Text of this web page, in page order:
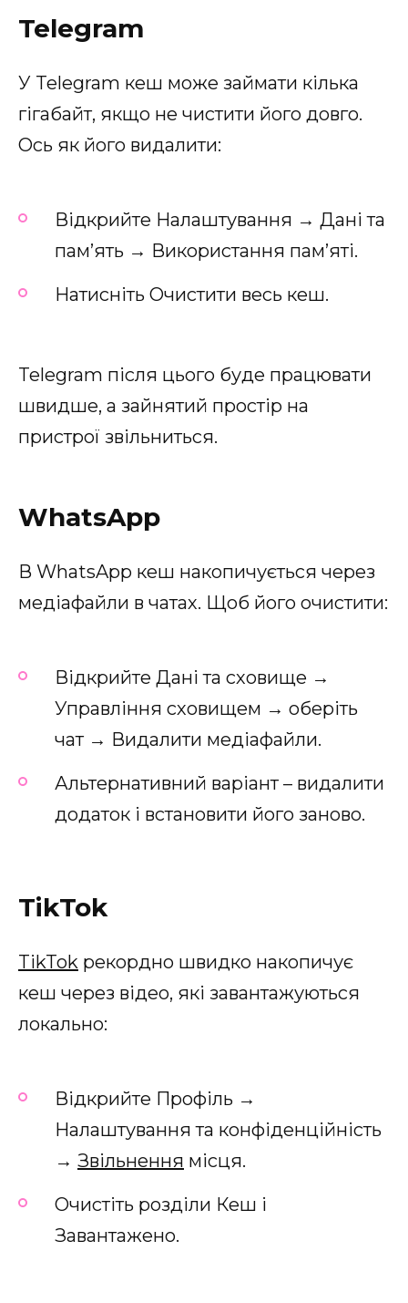
Telegram
У Telegram кеш може займати кілька
гігабайт, якщо не чистити його довго.
Ось як його видалити:
Відкрийте Налаштування → Дані та
пам’ять → Використання пам’яті.
Натисніть Очистити весь кеш.
Telegram після цього буде працювати
швидше, а зайнятий простір на
пристрої звільниться.
WhatsApp
В WhatsApp кеш накопичується через
медіафайли в чатах. Щоб його очистити:
Відкрийте Дані та сховище →
Управління сховищем → оберіть
чат → Видалити медіафайли.
Альтернативний варіант – видалити
додаток і встановити його заново.
TikTok
TikTok рекордно швидко накопичує
кеш через відео, які завантажуються
локально:
Відкрийте Профіль →
Налаштування та конфіденційність
→ Звільнення місця.
Очистіть розділи Кеш і
Завантажено.